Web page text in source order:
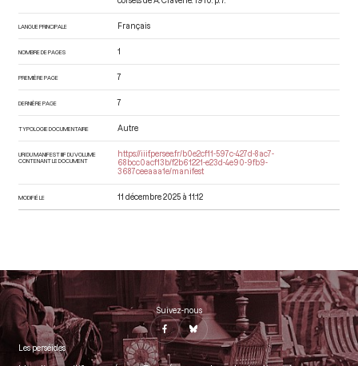
LANGUE PRINCIPALE Français
NOMBRE DE PAGES 1
PREMIÈRE PAGE 7
DERNIÈRE PAGE 7
TYPOLOGIE DOCUMENTAIRE Autre
URI DU MANIFEST IIIF DU VOLUME
CONTENANT LE DOCUMENT
https://iiif.persee.fr/b0e2cf11-597c-427d-8ac7-
68bcc0acf13b/f2b61221-e23d-4e90-9fb9-
3687ceeaaa1e/manifest
MODIFIÉ LE 11 décembre 2025 à 11:12
Suivez-nous
Les perséides